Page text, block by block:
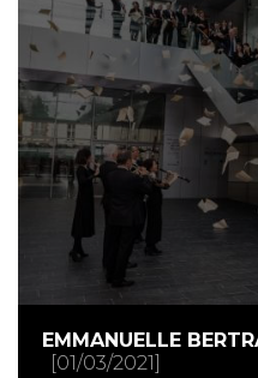
EMMANUELLE
01/03/2021